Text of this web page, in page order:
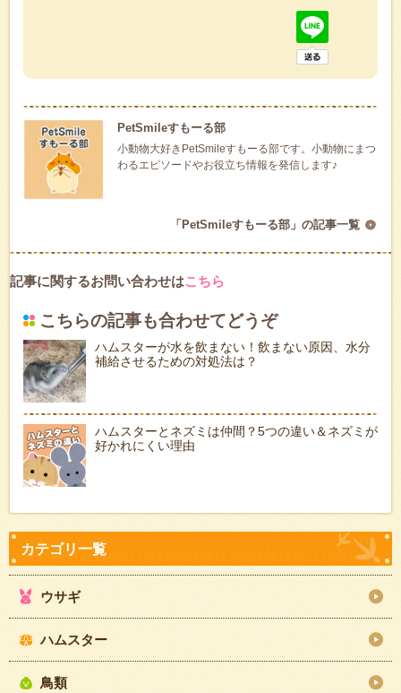
PetSmileすもーる部
小動物大好きPetSmileすもーる部です。小動物にまつ
わるエピソードやお役立ち情報を発信します♪
「PetSmileすもーる部」の記事一覧
記事に関するお問い合わせはこちら
こちらの記事も合わせてどうぞ
ハムスターが水を飲まない！飲まない原因、水分
補給させるための対処法は？
ハムスターとネズミは仲間？5つの違い＆ネズミが
好かれにくい理由
ウサギ
ハムスター
鳥類